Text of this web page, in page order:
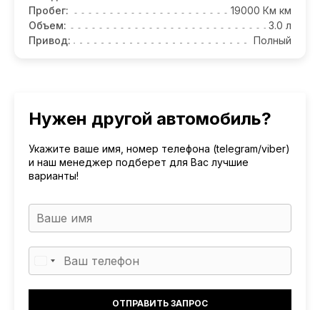
Пробег:
19000 Км км
Объем:
3.0 л
Привод:
Полный
Нужен другой автомобиль?
Укажите ваше имя, номер телефона (telegram/viber)
и наш менеджер подберет для Вас лучшие
варианты!